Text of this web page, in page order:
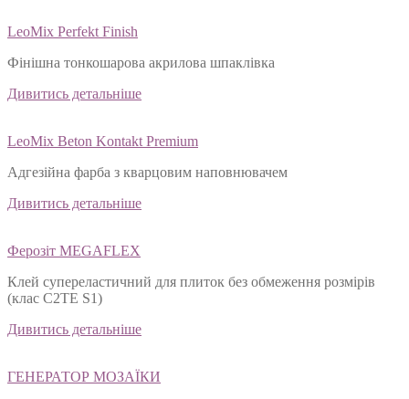
LeoMix Perfekt Finish
Фінішна тонкошарова акрилова шпаклівка
Дивитись детальніше
LeoMix Beton Kontakt Premium
Адгезійна фарба з кварцовим наповнювачем
Дивитись детальніше
Ферозіт MEGAFLEX
Клей супереластичний для плиток без обмеження розмірів
(клас С2ТЕ S1)
Дивитись детальніше
ГЕНЕРАТОР МОЗАЇКИ